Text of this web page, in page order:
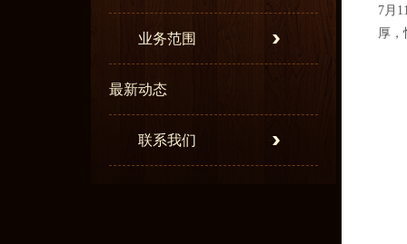
业务范围
最新动态
联系我们
7月
厚，